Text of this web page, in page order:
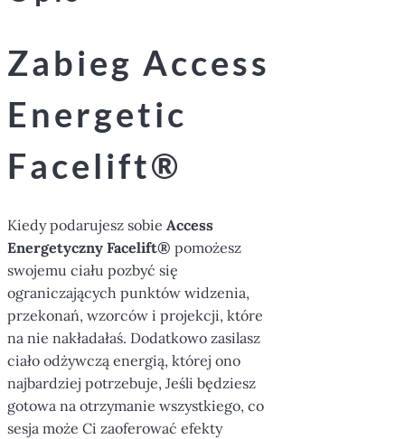
Zabieg Access
Energetic
Facelift®
Kiedy podarujesz sobie Access
Energetyczny Facelift® pomożesz
swojemu ciału pozbyć się
ograniczających punktów widzenia,
przekonań, wzorców i projekcji, które
na nie nakładałaś. Dodatkowo zasilasz
ciało odżywczą energią, której ono
najbardziej potrzebuje, Jeśli będziesz
gotowa na otrzymanie wszystkiego, co
sesja może Ci zaoferować efekty